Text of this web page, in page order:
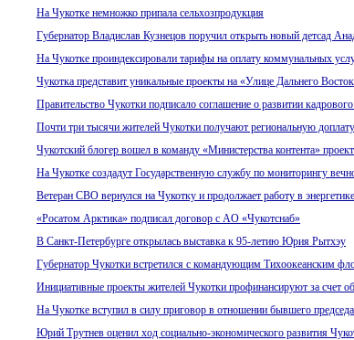
На Чукотке немножко припала сельхозпродукция
Губернатор Владислав Кузнецов поручил открыть новый детсад
На Чукотке проиндексировали тарифы на оплату коммунальных
Чукотка представит уникальные проекты на «Улице Дальнего
Правительство Чукотки подписало соглашение о развитии
Почти три тысячи жителей Чукотки получают региональную
Чукотский блогер вошел в команду «Министерства контента»
На Чукотке создадут Государственную службу по мониторингу
Ветеран СВО вернулся на Чукотку и продолжает работу в энергетике
«Росатом Арктика» подписал договор с AO «Чукотснаб»
В Санкт-Петербурге открылась выставка к 95-летию Юрия Рытхэу
Губернатор Чукотки встретился с командующим Тихоокеанским
Инициативные проекты жителей Чукотки профинансируют за счет
На Чукотке вступил в силу приговор в отношении бывшего
Юрий Трутнев оценил ход социально-экономического развития